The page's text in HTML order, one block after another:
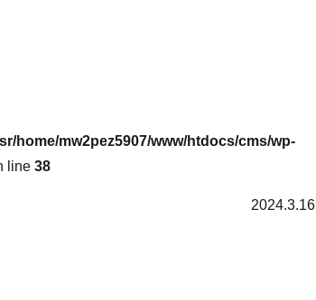
home/mw2pez5907/www/htdocs/cms/wp-
line 38
2024.3.16